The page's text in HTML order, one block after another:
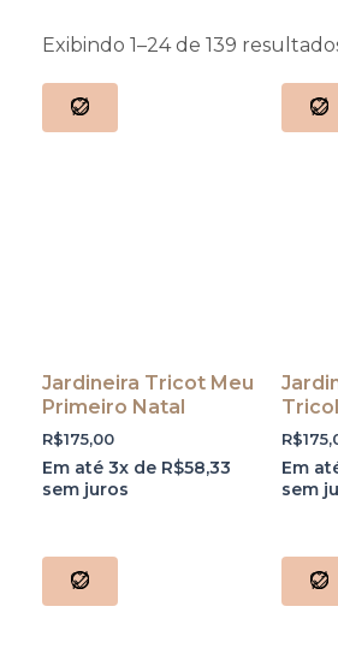
Exibindo 1–24 de 139
Jardineira Tricot Meu
Primeiro Natal
R$175,00
Em até 3x de R$58,33
sem juros
R$
Em
sem